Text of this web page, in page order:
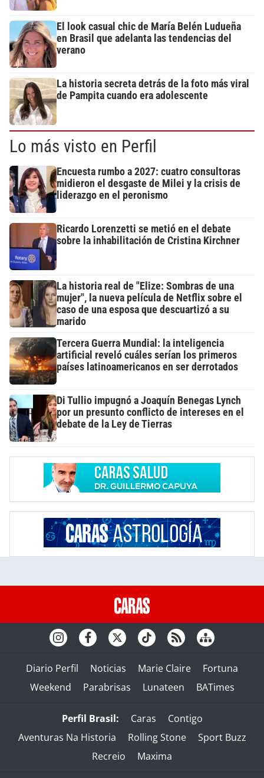
El look casual chic de María Belén Ludueña
en Brasil que adelanta las tendencias del
verano
La historia secreta detrás de la foto más viral
de Pampita cuando era adolescente
Lo más visto en Perfil
Encuesta rumbo a 2027: cuatro consultoras
midieron el desgaste de Milei y la crisis de
liderazgo en el peronismo
Ricardo Lorenzetti se metió en el debate
sobre la inhabilitación de Cristina Kirchner
La historia real de "Elize: Sombras de una
mujer", la nueva película de Netflix sobre el
caso de una esposa que descuartizó a su
marido
Tercera Guerra Mundial: la inteligencia
artificial reveló cuáles serían los primeros
países latinoamericanos en ser derrotados
Di Tullio impugnó a Joaquín Benegas Lynch
por un presunto conflicto de intereses en el
debate de la Ley de Tierras
Diario Perfil Noticias Marie Claire
Fortuna
Weekend
Parabrisas Lunateen BATimes
Perfil Brasil: Caras
Contigo
Aventuras Na Historia
Rolling Stone
Sport Buzz
Recreio
Maxima